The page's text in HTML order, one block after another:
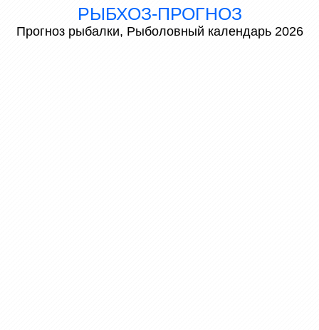
РЫБХОЗ-ПРОГНОЗ
Прогноз рыбалки, Рыболовный календарь 2026